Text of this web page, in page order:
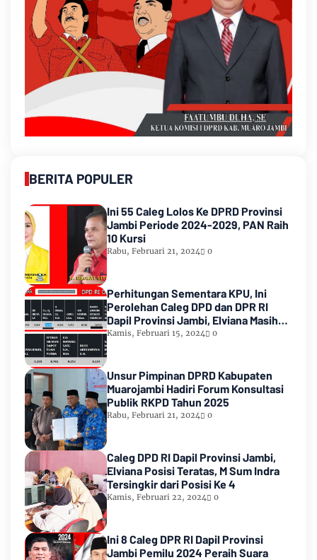
BERITA POPULER
Ini 55 Caleg Lolos Ke DPRD Provinsi
Jambi Periode 2024-2029, PAN Raih
10 Kursi
Rabu, Februari 21, 2024 0
Perhitungan Sementara KPU, Ini
Perolehan Caleg DPD dan DPR RI
Dapil Provinsi Jambi, Elviana Masih
Urutan Kedua Teratas
Kamis, Februari 15, 2024 0
Unsur Pimpinan DPRD Kabupaten
Muarojambi Hadiri Forum Konsultasi
Publik RKPD Tahun 2025
Rabu, Februari 21, 2024 0
Caleg DPD RI Dapil Provinsi Jambi,
Elviana Posisi Teratas, M Sum Indra
Tersingkir dari Posisi Ke 4
Kamis, Februari 22, 2024 0
Ini 8 Caleg DPR RI Dapil Provinsi
Jambi Pemilu 2024 Peraih Suara